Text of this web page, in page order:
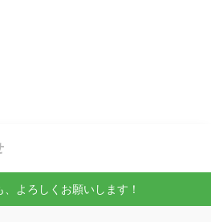
よろしくお願いします！